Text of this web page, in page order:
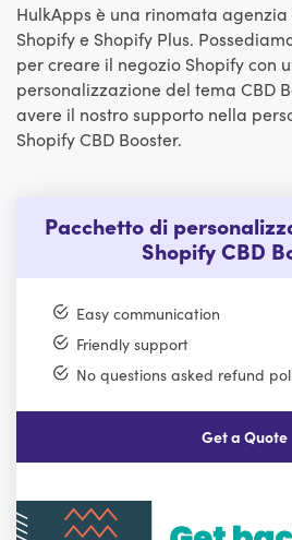
HulkApps è una rinomata
Shopify e Shopify Plus.
per creare il negozio Shopify con
personalizzazione del tema CBD
avere il nostro supporto nella
Shopify CBD Booster.
Pacchetto di
Shopify CBD
Easy communication
Friendly support
No questions asked refund
Get a Quote